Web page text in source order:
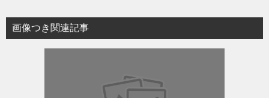
画像つき関連記事